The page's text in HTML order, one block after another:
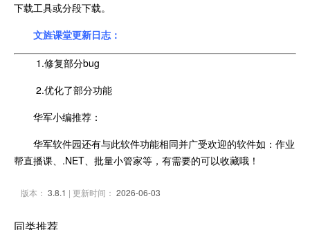
下载工具或分段下载。
文旌课堂更新日志：
1.修复部分bug
2.优化了部分功能
华军小编推荐：
华军软件园还有与此软件功能相同并广受欢迎的软件如：作业
帮直播课、.NET、批量小管家等，有需要的可以收藏哦！
版本： 3.8.1 | 更新时间： 2026-06-03
同类推荐